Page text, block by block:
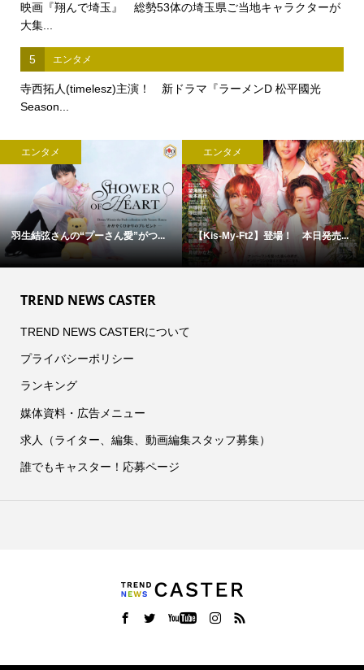
映画『翔んで埼玉』 総勢53体の埼玉県ご当地キャラクターが
大集...
5 エンタメ
寺西拓人(timelesz)主演！ 新ドラマ『ラーメンD 松平國光
Season...
エンタメ
羽生結弦さんの“プーさん愛”がつ...
エンタメ
【Kis-My-Ft2】登場！ 本日発売...
TREND NEWS CASTER
TREND NEWS CASTERについて
プライバシーポリシー
ランキング
媒体資料・広告メニュー
求人（ライター、編集、動画編集スタッフ募集）
誰でもキャスター！応募ページ